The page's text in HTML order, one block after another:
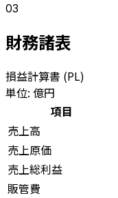
03
財務諸表
損益計算書 (PL)
単位: 億円
項目
売上高
売上原価
売上総利益
販管費